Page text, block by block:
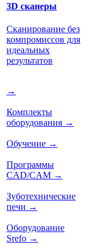
3D сканеры
Сканирование без
компромиссов для
идеальных
результатов
→
Комплекты
оборудования →
Обучение →
Программы
CAD/CAM →
Зуботехнические
печи →
Оборудование
Srefo →